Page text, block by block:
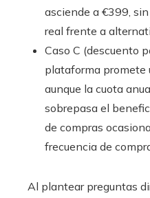
asciende a €399,
real frente a
Caso C (descuento
plataforma promete
aunque la cuota
sobrepasa el
de compras
frecuencia de
Al plantear preguntas